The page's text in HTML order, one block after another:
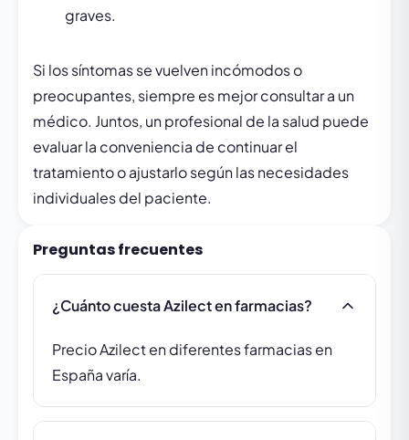
graves.
Si los síntomas se vuelven incómodos o
preocupantes, siempre es mejor consultar a un
médico. Juntos, un profesional de la salud puede
evaluar la conveniencia de continuar el
tratamiento o ajustarlo según las necesidades
individuales del paciente.
Preguntas frecuentes
¿Cuánto cuesta Azilect en farmacias?
Precio Azilect en diferentes farmacias en
España varía.